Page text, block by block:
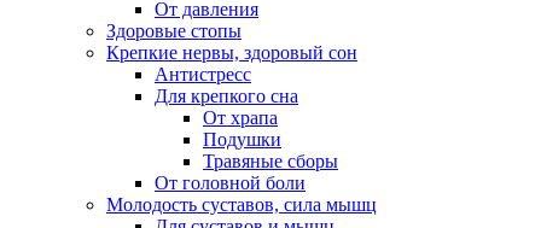
От давления
Здоровые стопы
Крепкие нервы, здоровый сон
Антистресс
Для крепкого сна
От храпа
Подушки
Травяные сборы
От головной боли
Молодость суставов, сила мышц